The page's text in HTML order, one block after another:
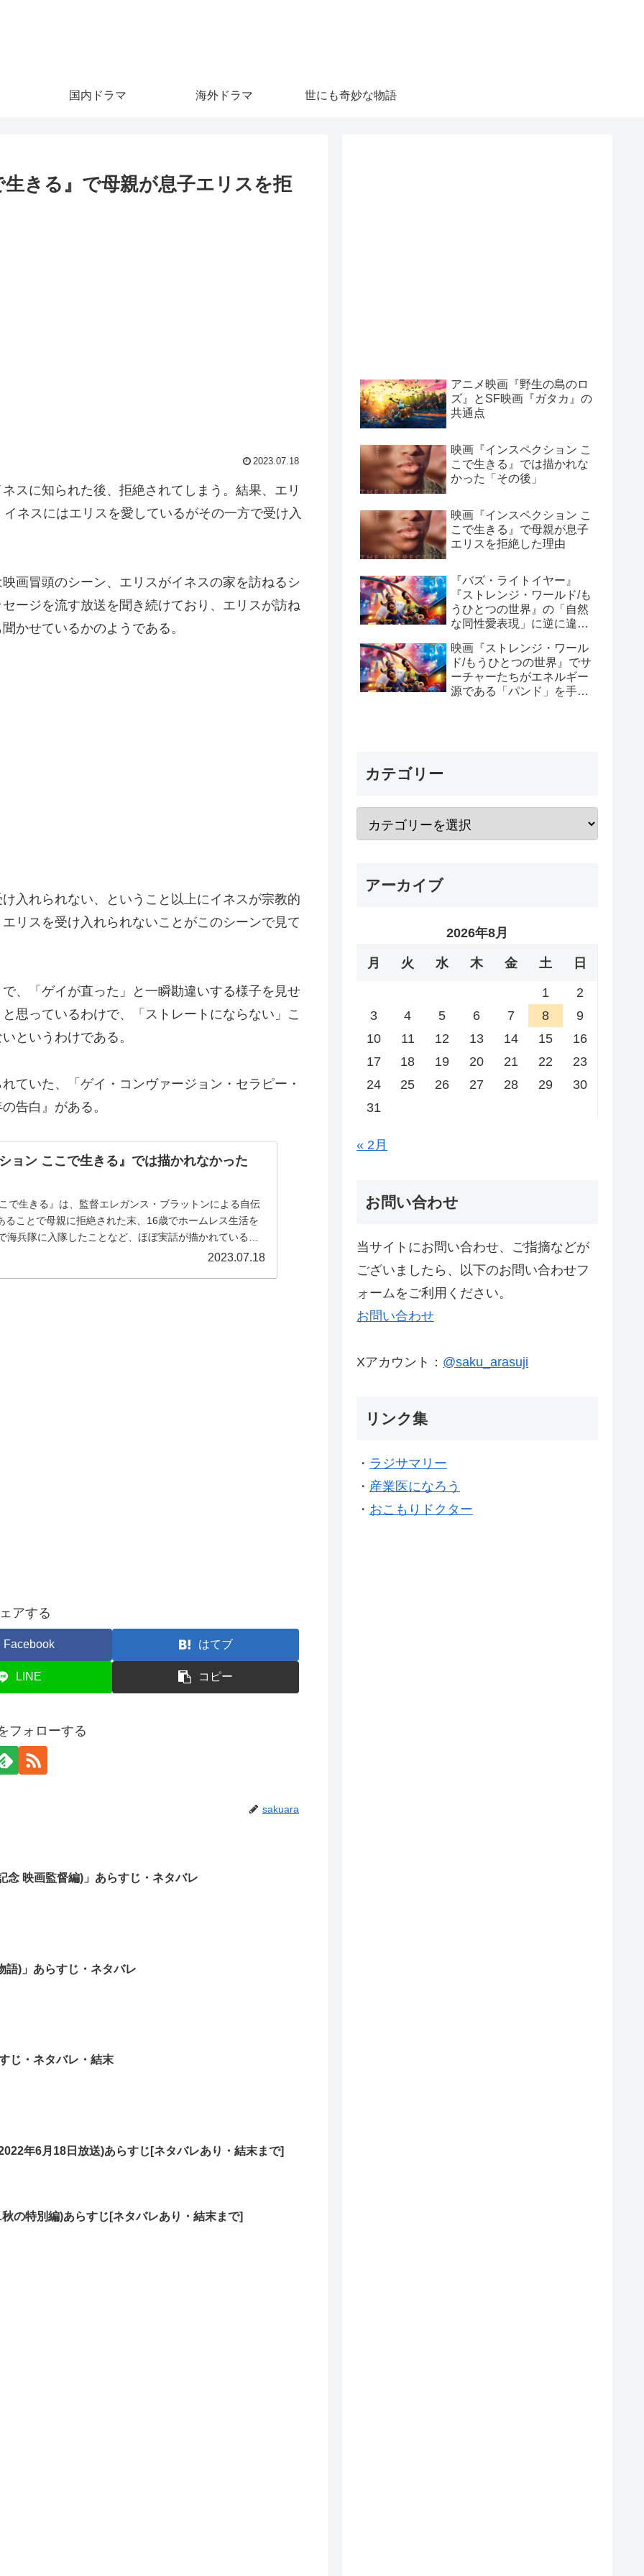
国内ドラマ 海外ドラマ 世にも奇妙な物語
きる』で母親が息子エリスを拒
2023.07.18
スに知られた後、拒絶されてしまう。結果、エリ
ネスにはエリスを愛しているがその一方で受け入
画冒頭のシーン、エリスがイネスの家を訪ねるシ
ージを流す放送を聞き続けており、エリスが訪ね
かせているかのようである。
入れられない、ということ以上にイネスが宗教的
リスを受け入れられないことがこのシーンで見て
、「ゲイが直った」と一瞬勘違いする様子を見せ
思っているわけで、「ストレートにならない」こ
というわけである。
ていた、「ゲイ・コンヴァージョン・セラピー・
告白』がある。
ョン ここで生きる』では描かれなかった
で生きる』は、監督エレガンス・ブラットンによる自伝
ることで母親に拒絶された末、16歳でホームレス生活を
海兵隊に入隊したことなど、ほぼ実話が描かれていると
2023.07.18
アする
Facebook はてブ
LINE コピー
フォローする
sakuara
念 映画監督編)」あらすじ・ネタバレ
語)」あらすじ・ネタバレ
じ・ネタバレ・結末
年6月18日放送)あらすじ[ネタバレあり・結末まで]
の特別編)あらすじ[ネタバレあり・結末まで]
アニメ映画『野生の島のロ
ズ』とSF映画『ガタカ』の
共通点
映画『インスペクション こ
こで生きる』では描かれな
かった「その後」
映画『インスペクション こ
こで生きる』で母親が息子
エリスを拒絶した理由
『バズ・ライトイヤー』
『ストレンジ・ワールド/も
うひとつの世界』の「自然
な同性愛表現」に逆に違和
映画『ストレンジ・ワール
ド/もうひとつの世界』でサ
ーチャーたちがエネルギー
源である「パンド」を手放
カテゴリー
アーカイブ
2026年8月
月 火 水 木 金 土 日
1
2
3
4 5 6 7 8
9
10
11 12 13 14 15
16
17
18 19 20 21 22
23
24
25 26 27 28 29
30
31
« 2月
お問い合わせ
当サイトにお問い合わせ、ご指摘などが
ございましたら、以下のお問い合わせフ
ォームをご利用ください。
お問い合わせ
Xアカウント： @saku_arasuji
リンク集
・ ラジサマリー
・ 産業医になろう
・ おこもりドクター